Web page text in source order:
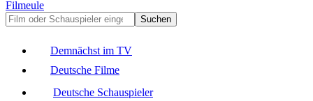
Filmeule
Suchen
Demnächst im TV
Deutsche Filme
Deutsche Schauspieler